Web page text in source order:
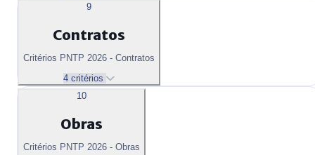
9
Contratos
Critérios PNTP 2026 - Contratos
4 critérios
10
Obras
Critérios PNTP 2026 - Obras